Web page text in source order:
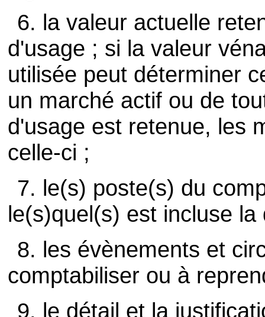
6. la valeur actuelle
d'usage ; si la valeur
utilisée peut déterminer
un marché actif ou de
d'usage est retenue, les
celle-ci ;
7. le(s) poste(s) du
le(s)quel(s) est incluse la
8. les évènements et
comptabiliser ou à
9. le détail et la